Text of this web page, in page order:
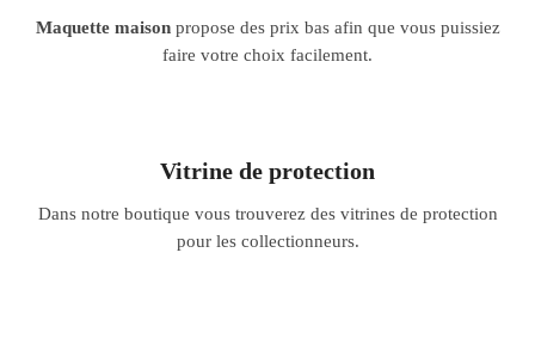
Maquette maisonpropose des prix bas afin que vous puissiez
faire votre choix facilement.
Vitrine de protection
Dans notre boutique vous trouverez des vitrines de protection
pour les collectionneurs.